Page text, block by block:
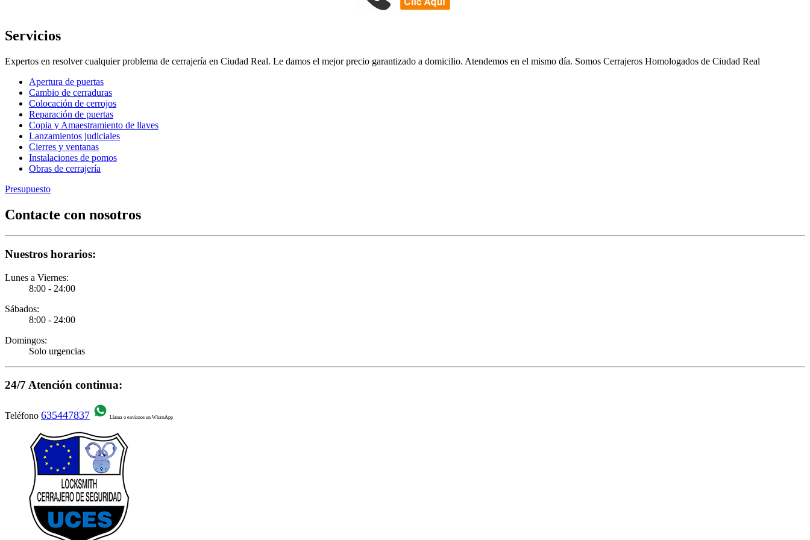
Servicios
Expertos en resolver cualquier problema de cerrajería en Ciudad Real. Le damos el mejor precio garantizado a domicilio. Atendemos en el mismo día. Somos Cerrajeros Homologados de Ciudad Real
Apertura de puertas
Cambio de cerraduras
Colocación de cerrojos
Reparación de puertas
Copia y Amaestramiento de llaves
Lanzamientos judiciales
Cierres y ventanas
Instalaciones de pomos
Obras de cerrajería
Presupuesto
Contacte con nosotros
Nuestros horarios:
Lunes a Viernes:
8:00 - 24:00
Sábados:
8:00 - 24:00
Domingos:
Solo urgencias
24/7 Atención continua:
Teléfono 635447837 Llama o envianos un WhatsApp